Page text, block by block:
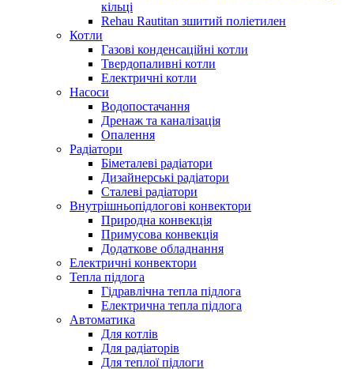
кільці
Rehau Rautitan зшитий поліетилен
Котли
Газові конденсаційні котли
Твердопаливні котли
Електричні котли
Насоси
Водопостачання
Дренаж та каналізація
Опалення
Радіатори
Біметалеві радіатори
Дизайнерські радіатори
Сталеві радіатори
Внутрішньопідлогові конвектори
Природна конвекція
Примусова конвекція
Додаткове обладнання
Електричні конвектори
Тепла підлога
Гідравлічна тепла підлога
Електрична тепла підлога
Автоматика
Для котлів
Для радіаторів
Для теплої підлоги